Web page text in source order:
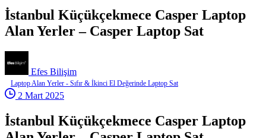
İstanbul Küçükçekmece Casper Laptop
Alan Yerler – Casper Laptop Sat
Efes Bilişim
Laptop Alan Yerler - Sıfır & İkinci El Değerinde Laptop Sat
2 Mart 2025
İstanbul Küçükçekmece Casper Laptop